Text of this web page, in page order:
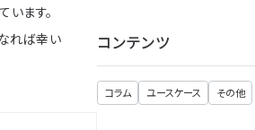
います。
れば幸い
コンテンツ
コラム ユースケース その他